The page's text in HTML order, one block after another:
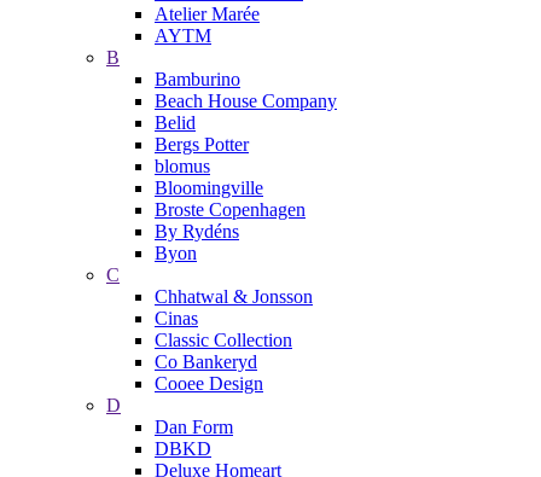
Atelier Marée
AYTM
B
Bamburino
Beach House Company
Belid
Bergs Potter
blomus
Bloomingville
Broste Copenhagen
By Rydéns
Byon
C
Chhatwal & Jonsson
Cinas
Classic Collection
Co Bankeryd
Cooee Design
D
Dan Form
DBKD
Deluxe Homeart